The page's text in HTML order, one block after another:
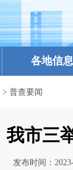
各地信息
> 普查要闻
我市三
发布时间：